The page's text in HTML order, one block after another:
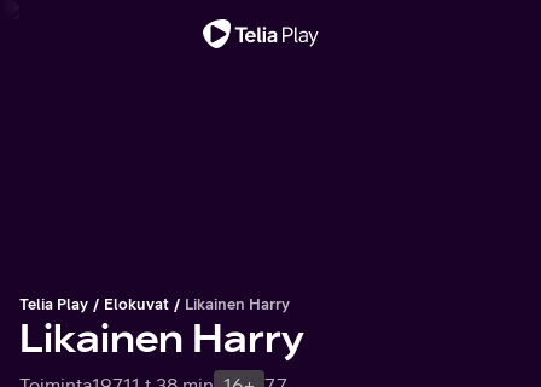
Telia Play Elokuvat Likainen Harry
Likainen Harry